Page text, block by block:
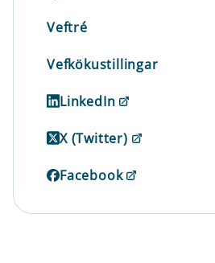
Veftré
Vefkökustillingar
LinkedIn
X (Twitter)
Facebook